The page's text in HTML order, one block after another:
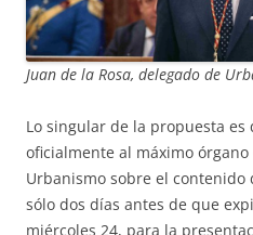
Juan de la Rosa, delegado de
Lo singular de la propuesta
oficialmente al máximo órgano
Urbanismo sobre el contenido
sólo dos días antes de que
miércoles 24, para la